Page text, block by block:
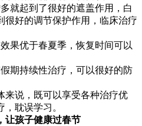
就起到了很好的遮盖作用，白
很好的调节保护作用，临床治疗
果优于春夏季，恢复时间可以
期持续性治疗，可以很好的防
来说，既可以享受各种治疗优
耽误学习。
让孩子健康过春节